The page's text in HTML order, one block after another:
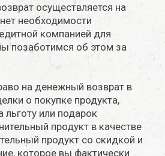
осуществляется на
необходимости
компанией для
позаботимся об этом за
на денежный возврат в
о покупке продукта,
льготу или подарок
продукт в качестве
продукт со скидкой и
которое вы фактически